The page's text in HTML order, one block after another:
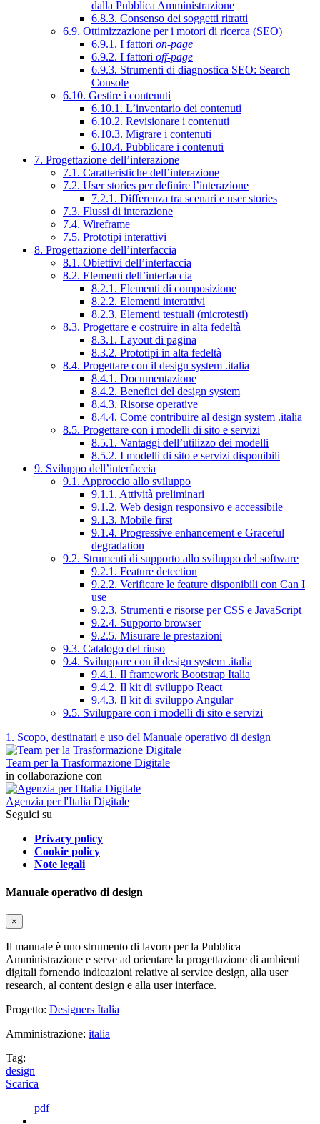
dalla Pubblica Amministrazione
6.8.3. Consenso dei soggetti ritratti
6.9. Ottimizzazione per i motori di ricerca (SEO)
6.9.1. I fattori on-page
6.9.2. I fattori off-page
6.9.3. Strumenti di diagnostica SEO: Search
Console
6.10. Gestire i contenuti
6.10.1. L’inventario dei contenuti
6.10.2. Revisionare i contenuti
6.10.3. Migrare i contenuti
6.10.4. Pubblicare i contenuti
7. Progettazione dell’interazione
7.1. Caratteristiche dell’interazione
7.2. User stories per definire l’interazione
7.2.1. Differenza tra scenari e user stories
7.3. Flussi di interazione
7.4. Wireframe
7.5. Prototipi interattivi
8. Progettazione dell’interfaccia
8.1. Obiettivi dell’interfaccia
8.2. Elementi dell’interfaccia
8.2.1. Elementi di composizione
8.2.2. Elementi interattivi
8.2.3. Elementi testuali (microtesti)
8.3. Progettare e costruire in alta fedeltà
8.3.1. Layout di pagina
8.3.2. Prototipi in alta fedeltà
8.4. Progettare con il design system .italia
8.4.1. Documentazione
8.4.2. Benefici del design system
8.4.3. Risorse operative
8.4.4. Come contribuire al design system .italia
8.5. Progettare con i modelli di sito e servizi
8.5.1. Vantaggi dell’utilizzo dei modelli
8.5.2. I modelli di sito e servizi disponibili
9. Sviluppo dell’interfaccia
9.1. Approccio allo sviluppo
9.1.1. Attività preliminari
9.1.2. Web design responsivo e accessibile
9.1.3. Mobile first
9.1.4. Progressive enhancement e Graceful
degradation
9.2. Strumenti di supporto allo sviluppo del software
9.2.1. Feature detection
9.2.2. Verificare le feature disponibili con Can I
use
9.2.3. Strumenti e risorse per CSS e JavaScript
9.2.4. Supporto browser
9.2.5. Misurare le prestazioni
9.3. Catalogo del riuso
9.4. Sviluppare con il design system .italia
9.4.1. Il framework Bootstrap Italia
9.4.2. Il kit di sviluppo React
9.4.3. Il kit di sviluppo Angular
9.5. Sviluppare con i modelli di sito e servizi
1. Scopo, destinatari e uso del Manuale operativo di design
Team per la Trasformazione Digitale
in collaborazione con
Agenzia per l'Italia Digitale
Seguici su
Privacy policy
Cookie policy
Note legali
Manuale operativo di design
×
Il manuale è uno strumento di lavoro per la Pubblica
Amministrazione e serve ad orientare la progettazione di ambienti
digitali fornendo indicazioni relative al service design, alla user
research, al content design e alla user interface.
Progetto: Designers Italia
Amministrazione: italia
Tag:
design
Scarica
pdf